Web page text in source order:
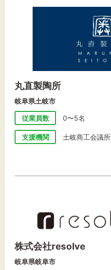
丸直製陶所
岐阜県土岐市
従業員数 0〜5名
支援機関 土岐商工会議所
株式会社resolve
岐阜県岐阜市